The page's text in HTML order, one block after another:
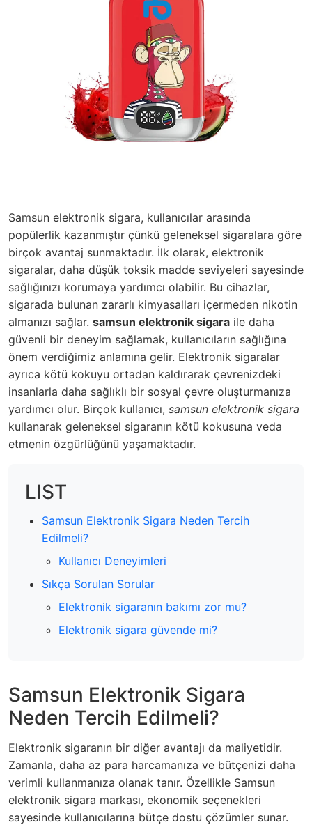
Samsun elektronik sigara, kullanıcılar arasında
popülerlik kazanmıştır çünkü geleneksel sigaralara göre
birçok avantaj sunmaktadır. İlk olarak, elektronik
sigaralar, daha düşük toksik madde seviyeleri sayesinde
sağlığınızı korumaya yardımcı olabilir. Bu cihazlar,
sigarada bulunan zararlı kimyasalları içermeden nikotin
almanızı sağlar. samsun elektronik sigara ile daha
güvenli bir deneyim sağlamak, kullanıcıların sağlığına
önem verdiğimiz anlamına gelir. Elektronik sigaralar
ayrıca kötü kokuyu ortadan kaldırarak çevrenizdeki
insanlarla daha sağlıklı bir sosyal çevre oluşturmanıza
yardımcı olur. Birçok kullanıcı, samsun elektronik sigara
kullanarak geleneksel sigaranın kötü kokusuna veda
etmenin özgürlüğünü yaşamaktadır.
LIST
Samsun Elektronik Sigara Neden Tercih
Edilmeli?
Kullanıcı Deneyimleri
Sıkça Sorulan Sorular
Elektronik sigaranın bakımı zor mu?
Elektronik sigara güvende mi?
Samsun Elektronik Sigara
Neden Tercih Edilmeli?
Elektronik sigaranın bir diğer avantajı da maliyetidir.
Zamanla, daha az para harcamanıza ve bütçenizi daha
verimli kullanmanıza olanak tanır. Özellikle Samsun
elektronik sigara markası, ekonomik seçenekleri
sayesinde kullanıcılarına bütçe dostu çözümler sunar.